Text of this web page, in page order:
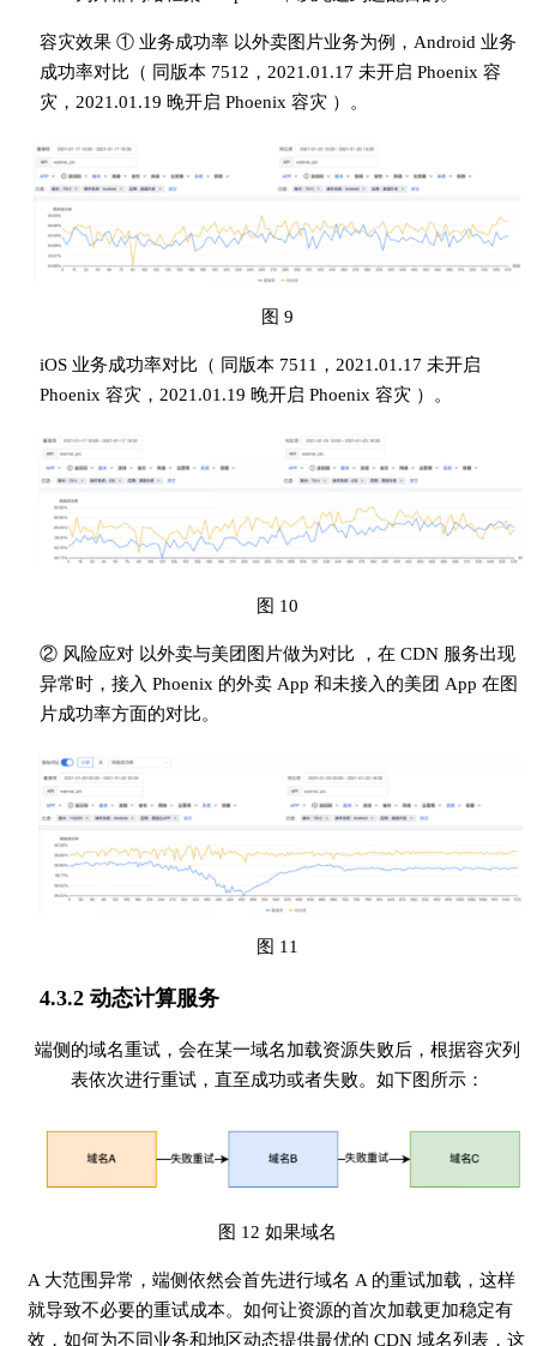
容灾效果 ① 业务成功率 以外卖图片业务为例，Android 业务
成功率对比（ 同版本 7512，2021.01.17 未开启 Phoenix 容
灾，2021.01.19 晚开启 Phoenix 容灾 ）。
图 9
iOS 业务成功率对比（ 同版本 7511，2021.01.17 未开启
Phoenix 容灾，2021.01.19 晚开启 Phoenix 容灾 ）。
图 10
② 风险应对 以外卖与美团图片做为对比 ，在 CDN 服务出现
异常时，接入 Phoenix 的外卖 App 和未接入的美团 App 在图
片成功率方面的对比。
图 11
4.3.2 动态计算服务
端侧的域名重试，会在某一域名加载资源失败后，根据容灾列
表依次进行重试，直至成功或者失败。如下图所示：
图 12 如果域名
A 大范围异常，端侧依然会首先进行域名 A 的重试加载，这样
就导致不必要的重试成本。如何让资源的首次加载更加稳定有
效，如何为不同业务和地区动态提供最优的 CDN 域名列表，这